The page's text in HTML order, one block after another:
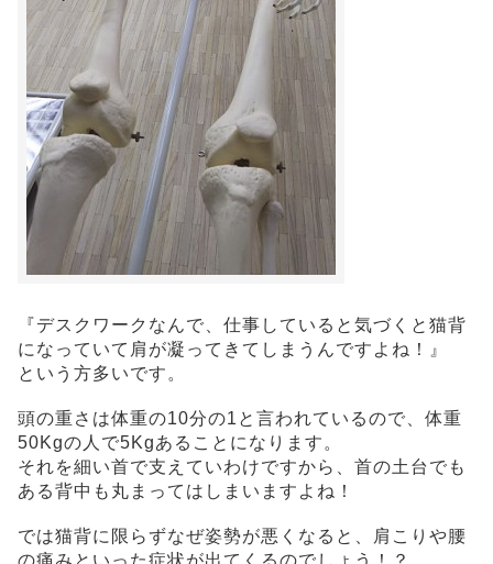
『デスクワークなんで、仕事していると気づくと猫背
になっていて肩が凝ってきてしまうんですよね！』
という方多いです。
頭の重さは体重の10分の1と言われているので、体重
50Kgの人で5Kgあることになります。
それを細い首で支えていわけですから、首の土台でも
ある背中も丸まってはしまいますよね！
では猫背に限らずなぜ姿勢が悪くなると、肩こりや腰
の痛みといった症状が出てくるのでしょう！？